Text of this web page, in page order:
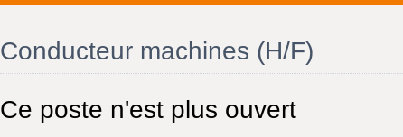
Conducteur machines (H/F)
Ce poste n'est plus ouvert